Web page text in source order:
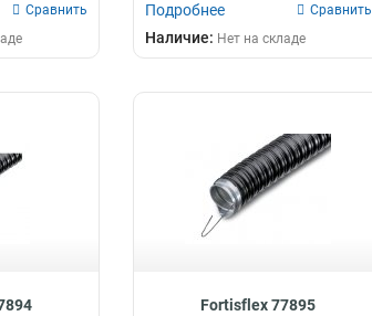
Сравнить Подробнее Сравнить
Наличие: Нет на складе
Fortisflex 77895